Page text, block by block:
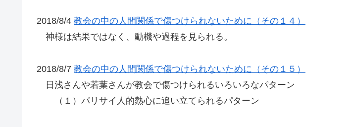
2018/8/4 教会の中の人間関係で傷つけられないために（その１４）
神様は結果ではなく、動機や過程を見られる。
2018/8/7 教会の中の人間関係で傷つけられないために（その１５）
日浅さんや若葉さんが教会で傷つけられるいろいろなパターン
（１）パリサイ人的熱心に追い立てられるパターン